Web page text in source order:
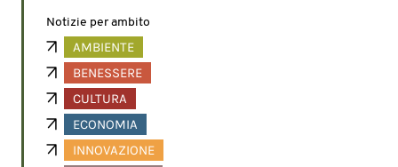
Notizie per ambito
AMBIENTE
BENESSERE
CULTURA
ECONOMIA
INNOVAZIONE